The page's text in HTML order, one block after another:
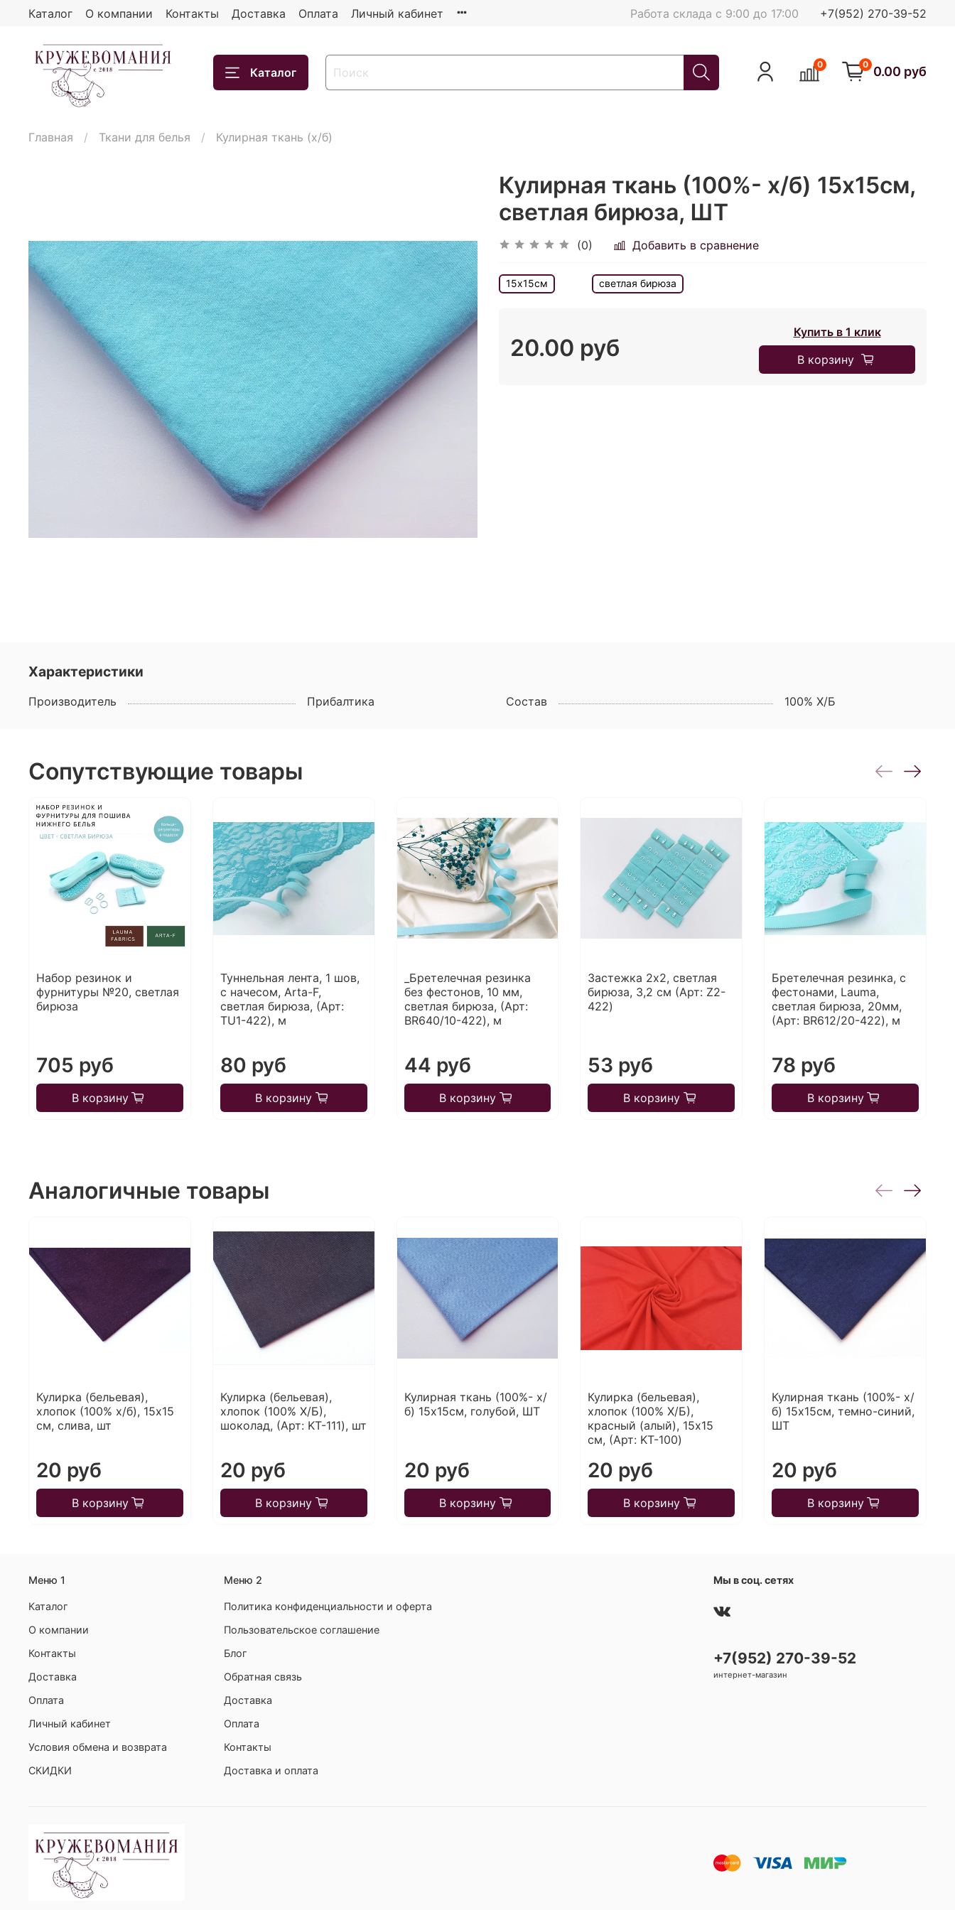
Каталог О компании Контакты Доставка Оплата Личный кабинет Работа склада с 9:00 до 17:00 +7(952) 270-39-52
Каталог
0 0 0.00 руб
Главная Ткани для белья Кулирная ткань (х/б)
Кулирная ткань (100%- х/б) 15х15см,
светлая бирюза, ШТ
(0) Добавить в сравнение
15х15см светлая бирюза
20.00 руб
Купить в 1 клик
В корзину
Характеристики
Производитель Прибалтика Состав 100% Х/Б
Сопутствующие товары
Набор резинок и
фурнитуры №20, светлая
бирюза
705 руб
В корзину
Туннельная лента, 1 шов,
с начесом, Arta-F,
светлая бирюза, (Арт:
TU1-422), м
80 руб
В корзину
_Бретелечная резинка
без фестонов, 10 мм,
светлая бирюза, (Арт:
BR640/10-422), м
44 руб
В корзину
Застежка 2х2, светлая
бирюза, 3,2 см (Арт: Z2-
422)
53 руб
В корзину
Бретелечная резинка, с
фестонами, Lauma,
светлая бирюза, 20мм,
(Арт: BR612/20-422), м
78 руб
В корзину
Аналогичные товары
Кулирка (бельевая),
хлопок (100% х/б), 15х15
см, слива, шт
20 руб
В корзину
Кулирка (бельевая),
хлопок (100% Х/Б),
шоколад, (Арт: KT-111), шт
20 руб
В корзину
Кулирная ткань (100%- х/
б) 15х15см, голубой, ШТ
20 руб
В корзину
Кулирка (бельевая),
хлопок (100% Х/Б),
красный (алый), 15х15
см, (Арт: KT-100)
20 руб
В корзину
Кулирная ткань (100%- х/
б) 15х15см, темно-синий,
ШТ
20 руб
В корзину
Меню 1
Каталог
О компании
Контакты
Доставка
Оплата
Личный кабинет
Условия обмена и возврата
СКИДКИ
Меню 2
Политика конфиденциальности и оферта
Пользовательское соглашение
Блог
Обратная связь
Доставка
Оплата
Контакты
Доставка и оплата
Мы в соц. сетях
+7(952) 270-39-52
интернет-магазин